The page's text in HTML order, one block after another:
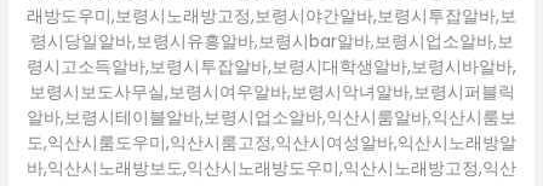
래방도우미,보령시노래방고정,보령시야간알바,보령시투잡알바,보
령시당일알바,보령시유흥알바,보령시bar알바,보령시업소알바,보
령시고소득알바,보령시투잡알바,보령시대학생알바,보령시바알바,
보령시보도사무실,보령시여우알바,보령시악녀알바,보령시퍼블릭
알바,보령시테이블알바,보령시업소알바,익산시룸알바,익산시룸보
도,익산시룸도우미,익산시룸고정,익산시여성알바,익산시노래방알
바,익산시노래방보도,익산시노래방도우미,익산시노래방고정,익산